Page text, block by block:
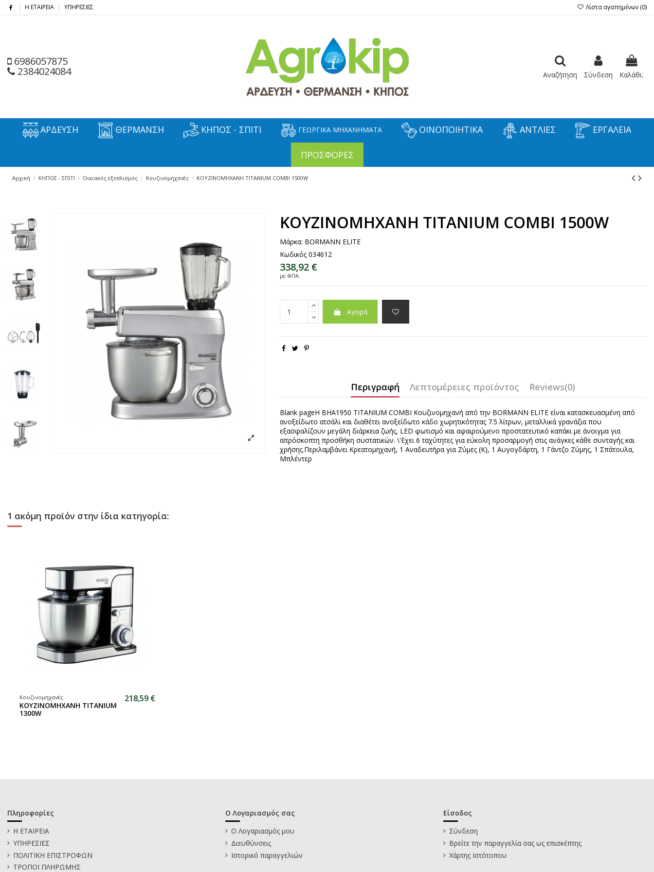
Η ΕΤΑΙΡΕΙΑ ΥΠΗΡΕΣΙΕΣ Λίστα αγαπημένων (0)
6986057875
2384024084 Αναζήτηση Σύνδεση Καλάθι:
ΑΡΔΕΥΣΗ ΘΕΡΜΑΝΣΗ ΚΗΠΟΣ - ΣΠΙΤΙ ΓΕΩΡΓΙΚΑ ΜΗΧΑΝΗΜΑΤΑ ΟΙΝΟΠΟΙΗΤΙΚΑ ΑΝΤΛΙΕΣ ΕΡΓΑΛΕΙΑ
ΠΡΟΣΦΟΡΕΣ
Αρχική ΚΗΠΟΣ - ΣΠΙΤΙ Οικιακός εξοπλισμός Κουζινομηχανές ΚΟΥΖΙΝΟΜΗΧΑΝΗ TITANIUM COMBI 1500W
ΚΟΥΖΙΝΟΜΗΧΑΝΗ TITANIUM COMBI 1500W
Μάρκα: BORMANN ELITE
Κωδικός 034612
338,92 €
με ΦΠΑ
Αγορά
Περιγραφή Λεπτομέρειες προϊόντος Reviews(0)
Blank pageΗ BHA1950 TITANIUM COMBI Κουζινομηχανή από την BORMANN ELITE είναι κατασκευασμένη από
ανοξείδωτο ατσάλι και διαθέτει ανοξείδωτο κάδο χωρητικότητας 7.5 λίτρων, μεταλλικά γρανάζια που
εξασφαλίζουν μεγάλη διάρκεια ζωής, LED φωτισμό και αφαιρούμενο προστατευτικό καπάκι με άνοιγμα για
απρόσκοπτη προσθήκη συστατικών. \'Εχει 6 ταχύτητες για εύκολη προσαρμογή στις ανάγκες κάθε συνταγής και
χρήσης.Περιλαμβάνει Κρεατομηχανή, 1 Αναδευτήρα για Ζύμες (Κ), 1 Αυγογδάρτη, 1 Γάντζο Ζύμης, 1 Σπάτουλα,
Μπλέντερ
1 ακόμη προϊόν στην ίδια κατηγορία:
Κουζινομηχανές
ΚΟΥΖΙΝΟΜΗΧΑΝΗ TITANIUM
1300W
218,59 €
Πληροφορίες
Η ΕΤΑΙΡΕΙΑ
ΥΠΗΡΕΣΙΕΣ
ΠΟΛΙΤΙΚΗ ΕΠΙΣΤΡΟΦΩΝ
ΤΡΟΠΟΙ ΠΛΗΡΩΜΗΣ
Ο Λογαριασμός σας
Ο Λογαριασμός μου
Διευθύνσεις
Ιστορικό παραγγελιών
Είσοδος
Σύνδεση
Βρείτε την παραγγελία σας ως επισκέπτης
Χάρτης Ιστότοπου